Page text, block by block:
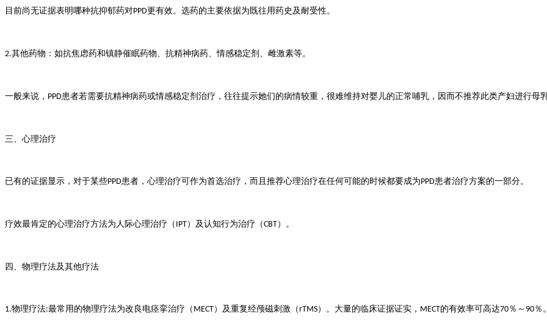
目前尚无证据表明哪种抗抑郁药对PPD更有效。选药的主要依据为既往用药史及耐受性。
2.其他药物：如抗焦虑药和镇静催眠药物、抗精神病药、情感稳定剂、雌激素等。
一般来说， PPD患者若需要抗精神病药或情感稳定剂治疗，往往提示她们的病情较重，很难维持对婴儿的正常哺乳，因而不推荐此类产妇进行母
三、心理治疗
已有的证据显示，对于某些PPD患者，心理治疗可作为首选治疗，而且推荐心理治疗在任何可能的时候都要成为PPD患者治疗方案的一部分。
疗效最肯定的心理治疗方法为人际心理治疗（ IPT）及认知行为治疗（CBT）。
四、物理疗法及其他疗法
1.物理疗法:最常用的物理疗法为改良电痉挛治疗（ MECT）及重复经颅磁刺激（rTMS）。大量的临床证据证实， MECT的有效率可高达70％～ 90％